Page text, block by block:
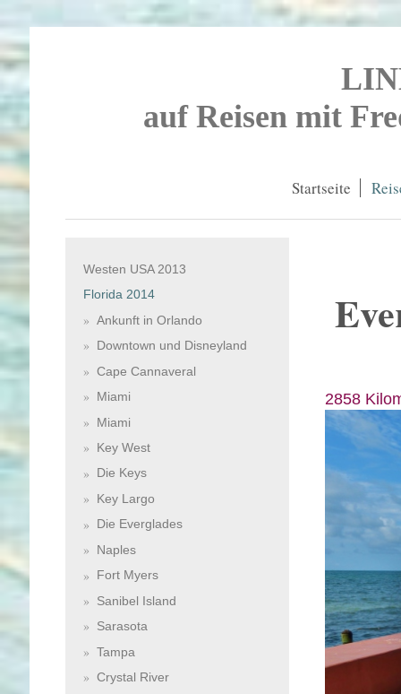
auf Reisen mit
Startseite
2858
Westen USA 2013
Florida 2014
Ankunft in Orlando
Downtown und Disneyland
Cape Cannaveral
Miami
Miami
Key West
Die Keys
Key Largo
Die Everglades
Naples
Fort Myers
Sanibel Island
Sarasota
Tampa
Crystal River